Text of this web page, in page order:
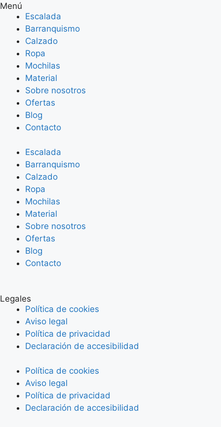
Menú
Escalada
Barranquismo
Calzado
Ropa
Mochilas
Material
Sobre nosotros
Ofertas
Blog
Contacto
Escalada
Barranquismo
Calzado
Ropa
Mochilas
Material
Sobre nosotros
Ofertas
Blog
Contacto
Legales
Política de cookies
Aviso legal
Política de privacidad
Declaración de accesibilidad
Política de cookies
Aviso legal
Política de privacidad
Declaración de accesibilidad